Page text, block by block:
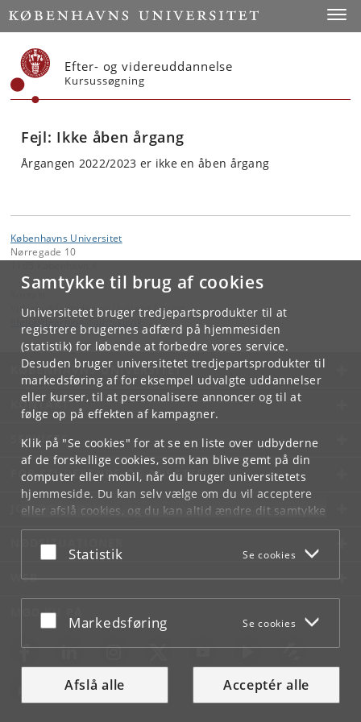
Samtykke til brug af cookies
Universitetet bruger tredjepartsprodukter til at
registrere brugernes adfærd på hjemmesiden
(statistik) for løbende at forbedre vores service.
Desuden bruger universitetet tredjepartsprodukter til
markedsføring af for eksempel udvalgte uddannelser
eller kurser, til at personalisere annoncer og til at
følge op på effekten af kampagner.
Klik på "Se cookies" for at se en liste over udbyderne
af de forskellige cookies, som kan blive gemt på din
computer eller mobil, når du bruger universitetets
hjemmeside. Du kan selv vælge om du vil acceptere
eller afslå cookies, og du kan altid ændre dit samtykke
underCookie- og privatlivspolitiksom du finder i
bunden af hver side.
Acceptér eller afslå
Statistik Se cookies
Acceptér eller afslå
Markedsføring Se cookies
Afslå alle Acceptér alle
Start
Efter- og videreuddannelse
Kursussøgning
Fejl: Ikke åben årgang
Årgangen 2022/2023 er ikke en åben årgang
Københavns Universitet
Nørregade 10
Videreuddannelse og Livslang Læring
.ku
KØBENHAVNS UNIVERSITET
KONTAKT
SERVICES
FOR STUDERENDE OG ANSATTE
JOB OG KARRIERE
NØDSITUATIONER
WEB
MØD KU PÅ